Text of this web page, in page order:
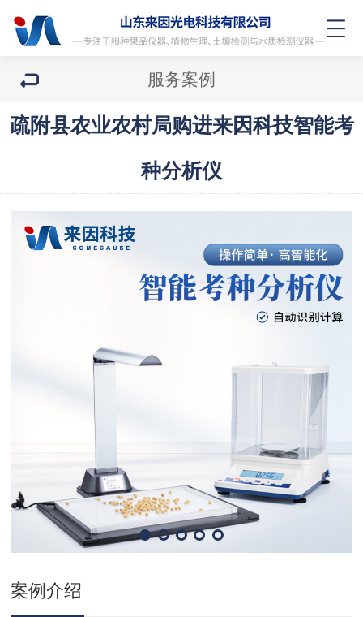
服务案例
疏附县农业农村局购进来因科技智能考
种分析仪
案例介绍